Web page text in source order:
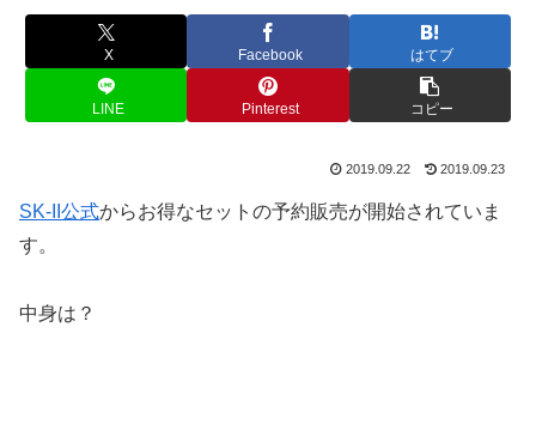
X Facebook はてブ
LINE Pinterest コピー
2019.09.22 2019.09.23
SK-II公式からお得なセットの予約販売が開始されていま
す。
中身は？